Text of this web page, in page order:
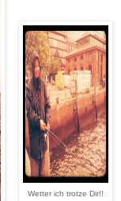
Wetter ich trotze Dir!!